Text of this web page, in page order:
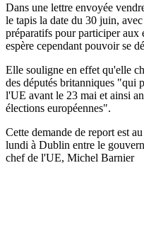
Dans une lettre envoyée
le tapis la date du 30 juin,
préparatifs pour participer aux
espère cependant pouvoir se
Elle souligne en effet qu'elle
des députés britanniques "qui
l'UE avant le 23 mai et ainsi
élections européennes".
Cette demande de report est
lundi à Dublin entre le
chef de l'UE, Michel Barnier